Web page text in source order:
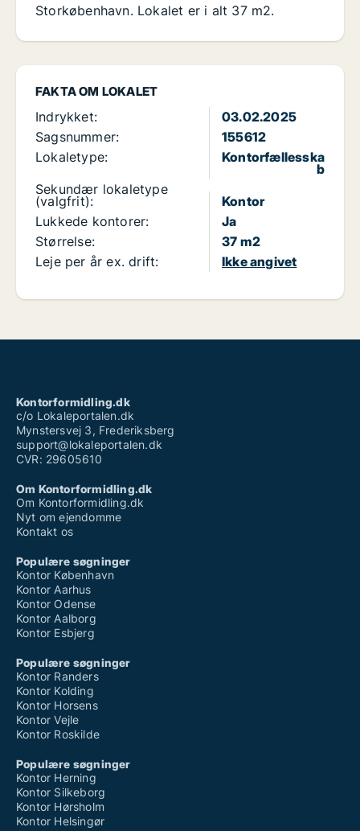
FAKTA OM LOKALET
Indrykket:
03.02.2025
Sagsnummer:
155612
Lokaletype:
Kontorfællesska
b
Sekundær lokaletype
(valgfrit):
Kontor
Lukkede kontorer:
Ja
Størrelse:
37 m2
Leje per år ex. drift:
Ikke angivet
Storkøbenhavn. Lokalet er i alt 37 m2.
Kontorformidling.dk
c/o Lokaleportalen.dk
Mynstersvej 3, Frederiksberg
support@lokaleportalen.dk
CVR: 29605610
Om Kontorformidling.dk
Om Kontorformidling.dk
Nyt om ejendomme
Kontakt os
Populære søgninger
Kontor København
Kontor Aarhus
Kontor Odense
Kontor Aalborg
Kontor Esbjerg
Populære søgninger
Kontor Randers
Kontor Kolding
Kontor Horsens
Kontor Vejle
Kontor Roskilde
Populære søgninger
Kontor Herning
Kontor Silkeborg
Kontor Hørsholm
Kontor Helsingør